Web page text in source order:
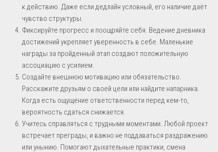
к действию. Даже если дедлайн условный, его наличие даёт
чувство структуры.
Фиксируйте прогресс и поощряйте себя. Ведение дневника
достижений укрепляет уверенность в себе. Маленькие
награды за пройденный этап создают положительную
ассоциацию с усилием.
Создайте внешнюю мотивацию или обязательство.
Расскажите друзьям о своей цели или найдите напарника.
Когда есть ощущение ответственности перед кем-то,
вероятность сдаться снижается.
Учитесь справляться с трудными моментами. Любой проект
встречает преграды, и важно не поддаваться раздражению
или унынию. Помогают дыхательные практики, смена